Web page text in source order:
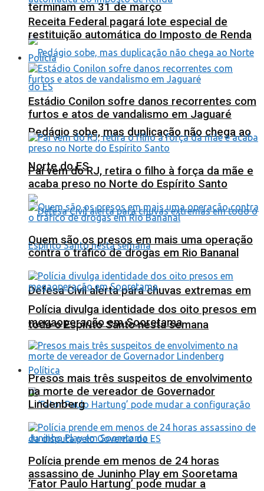
terminam em 31 de março
Pedágio sobe, mas duplicação não chega ao
Norte do ES
Defesa Civil alerta para chuvas extremas em
todo o Espírito Santo nesta semana
Política
‘Fator Paulo Hartung’ pode mudar a
Receita Federal pagará lote especial de
restituição automática do Imposto de Renda
Polícia
Estádio Conilon sofre danos recorrentes com
furtos e atos de vandalismo em Jaguaré
Pai vem do RJ, retira o filho à força da mãe e
acaba preso no Norte do Espírito Santo
Quem são os presos em mais uma operação
contra o tráfico de drogas em Rio Bananal
Polícia divulga identidade dos oito presos em
megaoperação em Sooretama
Presos mais três suspeitos de envolvimento
na morte de vereador de Governador
Lindenberg
Polícia prende em menos de 24 horas
assassino de Juninho Play em Sooretama